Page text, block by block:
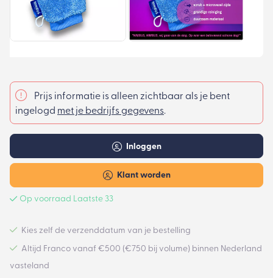
Op voorraad Laatste 33
Prijs informatie is alleen zichtbaar als je bent
ingelogd met je bedrijfs gegevens.
Inloggen
Klant worden
Kies zelf de verzenddatum van je bestelling
Altijd Franco vanaf €500 (€750 bij volume) binnen Nederland
vasteland